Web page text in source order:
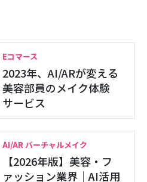
Eコマース
2023年、AI/ARが変える
美容部員のメイク体験
サービス
AI/AR バーチャルメイク
【2026年版】美容・フ
ァッション業界｜AI活用